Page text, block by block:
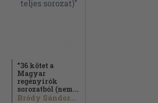
"36 kötet a
Magyar
regényirók
sorozatból (nem...
Bródy Sándor...